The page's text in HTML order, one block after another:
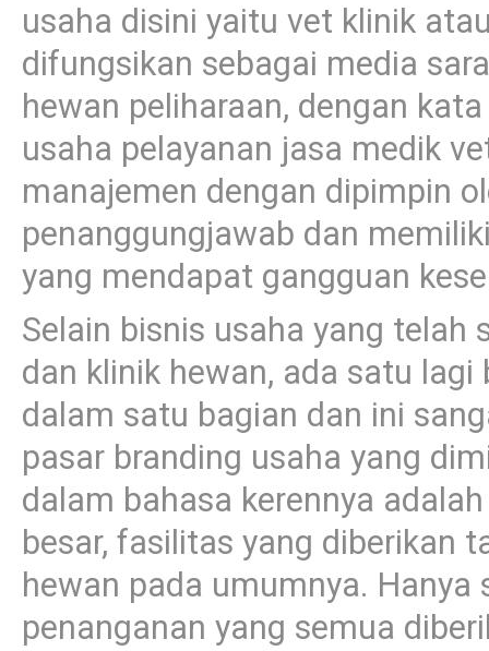
usaha disini yaitu vet klinik
difungsikan sebagai media
hewan peliharaan, dengan
usaha pelayanan jasa medik
manajemen dengan dipimpin
penanggungjawab dan
yang mendapat gangguan
Selain bisnis usaha yang
dan klinik hewan, ada satu
dalam satu bagian dan ini
pasar branding usaha yang
dalam bahasa kerennya
besar, fasilitas yang diberikan
hewan pada umumnya.
penanganan yang semua